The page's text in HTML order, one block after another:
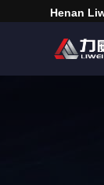
Henan